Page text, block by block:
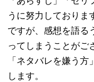
うに努力しておりま
ですが、感想を語る
ってしまうことがご
「ネタバレを嫌う
します。